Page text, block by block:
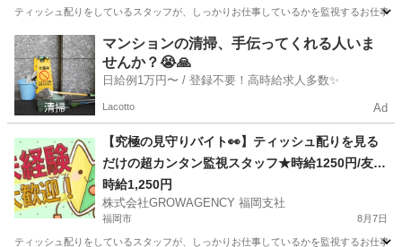
ティッシュ配りをしているスタッフが、しっかりお仕事しているかを監視するお仕事
福岡 田川市 その他 スタッフ
マンションの清掃、手伝ってくれる人いま
せんか？😭🙏
日給例1万円〜 / 登録不要！高時給求人多数✨
Lacotto Ad
【究極の見守りバイト👀】ティッシュ配りを見る
だけの超カンタン監視スタッフ★時給1250円/友達
へのネタにも(笑)
時給1,250円
株式会社GROWAGENCY 福岡支社
福岡市 8月7日
ティッシュ配りをしているスタッフが、しっかりお仕事しているかを監視するお仕事